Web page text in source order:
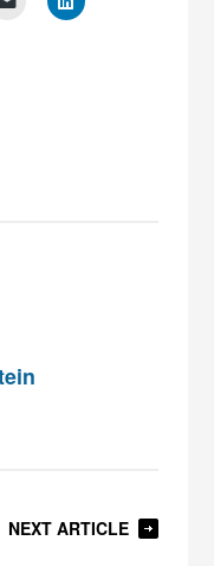
NEXT ARTICLE